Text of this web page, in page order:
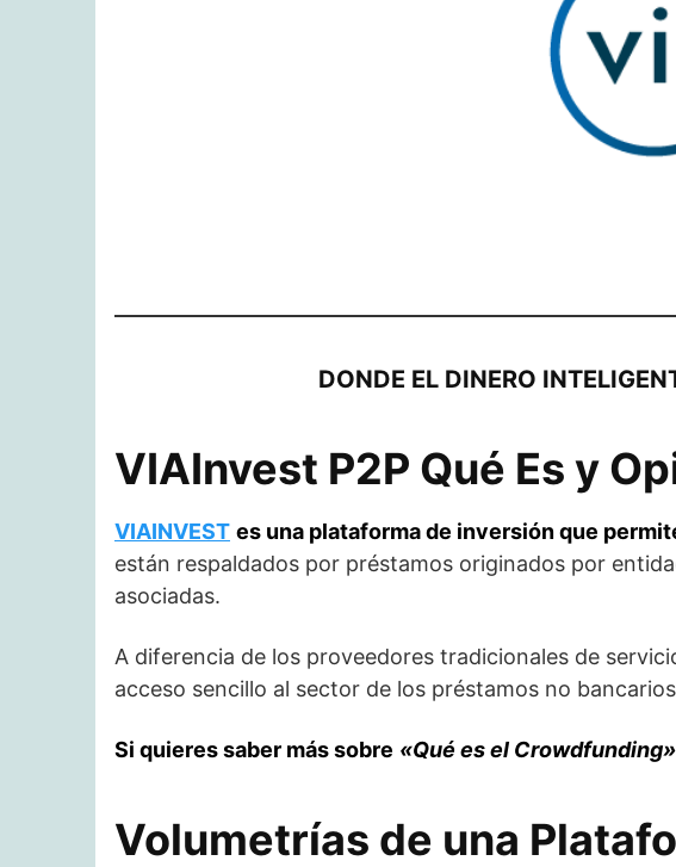
DONDE EL DINERO
VIAInvest P2P Qué Es y
VIAINVEST es una plataforma de inversión que
están respaldados por préstamos originados por
asociadas.
A diferencia de los proveedores tradicionales de
acceso sencillo al sector de los préstamos no
Si quieres saber más sobre «Qué es el Crowdfunding»
Volumetrías de una